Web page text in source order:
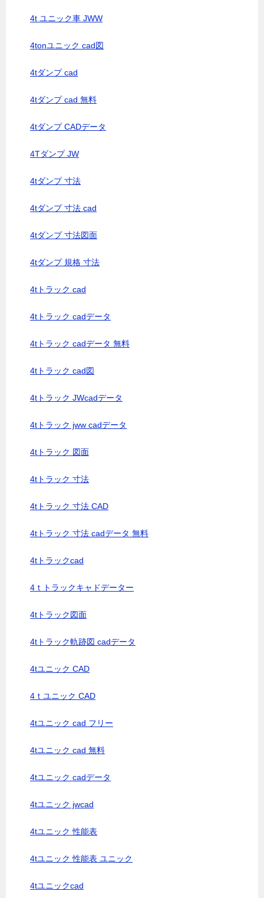
4t ユニック車 JWW
4tonユニック cad図
4tダンプ cad
4tダンプ cad 無料
4tダンプ CADデータ
4Tダンプ JW
4tダンプ 寸法
4tダンプ 寸法 cad
4tダンプ 寸法図面
4tダンプ 規格 寸法
4tトラック cad
4tトラック cadデータ
4tトラック cadデータ 無料
4tトラック cad図
4tトラック JWcadデータ
4tトラック jww cadデータ
4tトラック 図面
4tトラック 寸法
4tトラック 寸法 CAD
4tトラック 寸法 cadデータ 無料
4tトラックcad
4ｔトラックキャドデーター
4tトラック図面
4tトラック軌跡図 cadデータ
4tユニック CAD
4ｔユニック CAD
4tユニック cad フリー
4tユニック cad 無料
4tユニック cadデータ
4tユニック jwcad
4tユニック 性能表
4tユニック 性能表 ユニック
4tユニックcad